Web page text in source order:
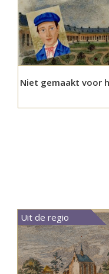
Niet gemaakt voor
Uit de regio